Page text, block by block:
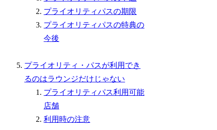
プライオリティパスの期限
プライオリティパスの特典の
今後
プライオリティ・パスが利用でき
るのはラウンジだけじゃない
プライオリティパス利用可能
店舗
利用時の注意